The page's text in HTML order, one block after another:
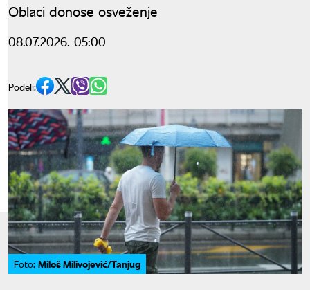
Oblaci donose osveženje
08.07.2026. 05:00
Podeli:
Foto: Miloš Milivojević/Tanjug